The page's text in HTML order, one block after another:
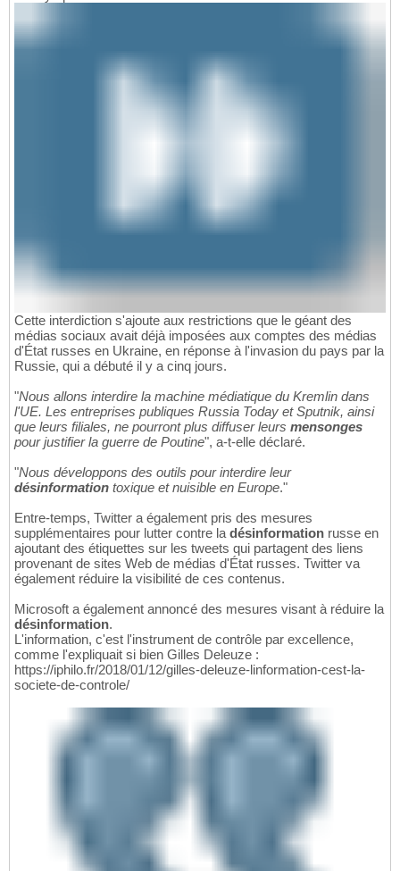
Cette interdiction s'ajoute aux restrictions que le géant des
médias sociaux avait déjà imposées aux comptes des médias
d'État russes en Ukraine, en réponse à l'invasion du pays par la
Russie, qui a débuté il y a cinq jours.
"Nous allons interdire la machine médiatique du Kremlin dans
l'UE. Les entreprises publiques Russia Today et Sputnik, ainsi
que leurs filiales, ne pourront plus diffuser leurs mensonges
pour justifier la guerre de Poutine", a-t-elle déclaré.
"Nous développons des outils pour interdire leur
désinformation toxique et nuisible en Europe."
Entre-temps, Twitter a également pris des mesures
supplémentaires pour lutter contre la désinformation russe en
ajoutant des étiquettes sur les tweets qui partagent des liens
provenant de sites Web de médias d'État russes. Twitter va
également réduire la visibilité de ces contenus.
Microsoft a également annoncé des mesures visant à réduire la
désinformation.
L'information, c'est l'instrument de contrôle par excellence,
comme l'expliquait si bien Gilles Deleuze :
https://iphilo.fr/2018/01/12/gilles-deleuze-linformation-cest-la-
societe-de-controle/